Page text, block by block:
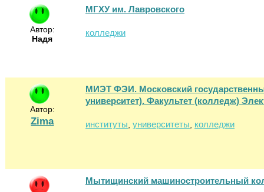
Автор:
Надя
МГХУ им. Лавровского
колледжи
Автор:
Zima
МИЭТ ФЭИ. Московский
университет). Факультет (колледж)
институты университеты колледжи
Мытищинский машиностроительный